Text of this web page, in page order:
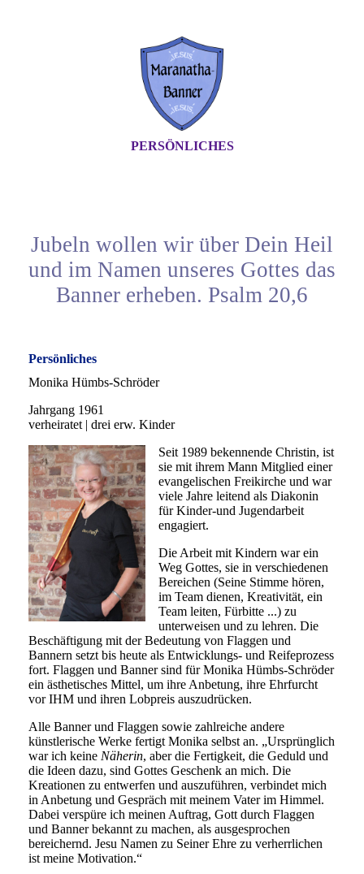
PERSÖNLICHES
Jubeln wollen wir über Dein Heil
und im Namen unseres Gottes das
Banner erheben. Psalm 20,6
Persönliches
Monika Hümbs-Schröder
Jahrgang 1961
verheiratet | drei erw. Kinder
Seit 1989 bekennende Christin, ist
sie mit ihrem Mann Mitglied einer
evangelischen Freikirche und war
viele Jahre leitend als Diakonin
für Kinder-und Jugendarbeit
engagiert.
Die Arbeit mit Kindern war ein
Weg Gottes, sie in verschiedenen
Bereichen (Seine Stimme hören,
im Team dienen, Kreativität, ein
Team leiten, Fürbitte ...) zu
unterweisen und zu lehren. Die
Beschäftigung mit der Bedeutung von Flaggen und
Bannern setzt bis heute als Entwicklungs- und Reifeprozess
fort. Flaggen und Banner sind für Monika Hümbs-Schröder
ein ästhetisches Mittel, um ihre Anbetung, ihre Ehrfurcht
vor IHM und ihren Lobpreis auszudrücken.
Alle Banner und Flaggen sowie zahlreiche andere
künstlerische Werke fertigt Monika selbst an. „Ursprünglich
war ich keine Näherin, aber die Fertigkeit, die Geduld und
die Ideen dazu, sind Gottes Geschenk an mich. Die
Kreationen zu entwerfen und auszuführen, verbindet mich
in Anbetung und Gespräch mit meinem Vater im Himmel.
Dabei verspüre ich meinen Auftrag, Gott durch Flaggen
und Banner bekannt zu machen, als ausgesprochen
bereichernd. Jesu Namen zu Seiner Ehre zu verherrlichen
ist meine Motivation.“